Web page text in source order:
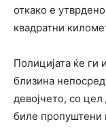
откако е
квадратни
Полицијата ќе ги
близина
девојчето, со
биле пропуштени